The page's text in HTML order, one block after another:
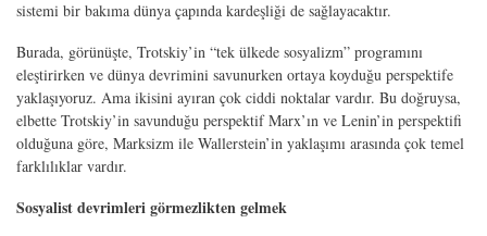
sistemi bir bakıma dünya çapında kardeşliği de sağlayacaktır.
Burada, görünüşte, Trotskiy’in “tek ülkede sosyalizm” programını
eleştirirken ve dünya devrimini savunurken ortaya koyduğu perspektife
yaklaşıyoruz. Ama ikisini ayıran çok ciddi noktalar vardır. Bu doğruysa,
elbette Trotskiy’in savunduğu perspektif Marx’ın ve Lenin’in perspektifi
olduğuna göre, Marksizm ile Wallerstein’in yaklaşımı arasında çok temel
farklılıklar vardır.
Sosyalist devrimleri görmezlikten gelmek